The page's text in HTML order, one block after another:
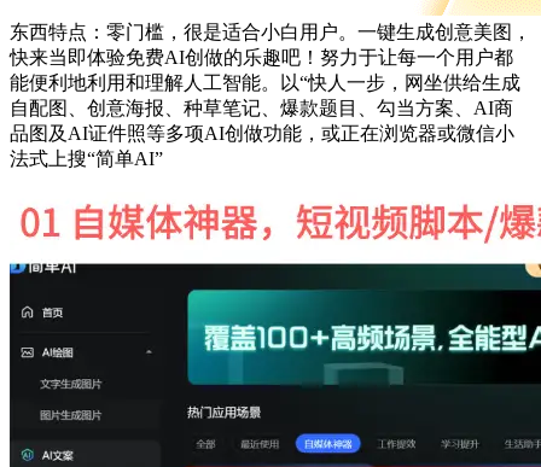
东西特点：零门槛，很是适合小白用户。一键生成创意美图，
快来当即体验免费AI创做的乐趣吧！努力于让每一个用户都
能便利地利用和理解人工智能。以“快人一步，网坐供给生成
自配图、创意海报、种草笔记、爆款题目、勾当方案、AI商
品图及AI证件照等多项AI创做功能，或正在浏览器或微信小
法式上搜“简单AI”